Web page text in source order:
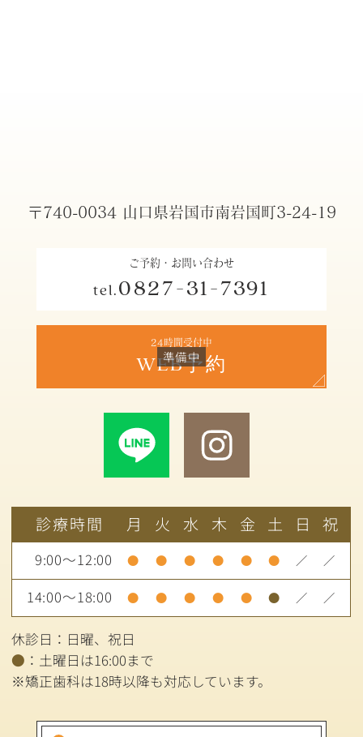
〒740-0034 山口県岩国市南岩国町3-24-19
ご予約・お問い合わせ
tel.0827-31-7391
24時間受付中
WEB予約
診療時間 月 火 水 木 金 土 日 祝
9:00～12:00 ● ● ● ● ● ● ／ ／
14:00～18:00 ● ● ● ● ● ● ／ ／
休診日：日曜、祝日
● ：土曜日は16:00まで
※矯正歯科は18時以降も対応しています。